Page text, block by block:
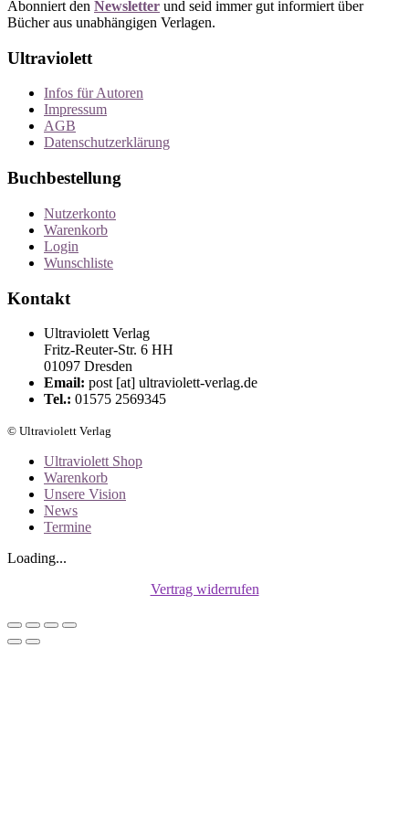
Abonniert den Newsletter und seid immer gut informiert über
Bücher aus unabhängigen Verlagen.
Ultraviolett
Infos für Autoren
Impressum
AGB
Datenschutzerklärung
Buchbestellung
Nutzerkonto
Warenkorb
Login
Wunschliste
Kontakt
Ultraviolett Verlag
Fritz-Reuter-Str. 6 HH
01097 Dresden
Email: post [at] ultraviolett-verlag.de
Tel.: 01575 2569345
© Ultraviolett Verlag
Ultraviolett Shop
Warenkorb
Unsere Vision
News
Termine
Loading...
Vertrag widerrufen